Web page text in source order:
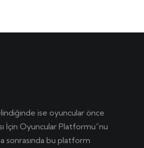
ise oyuncular önce
İçin Oyuncular Platformu”nu
sonrasında bu platform